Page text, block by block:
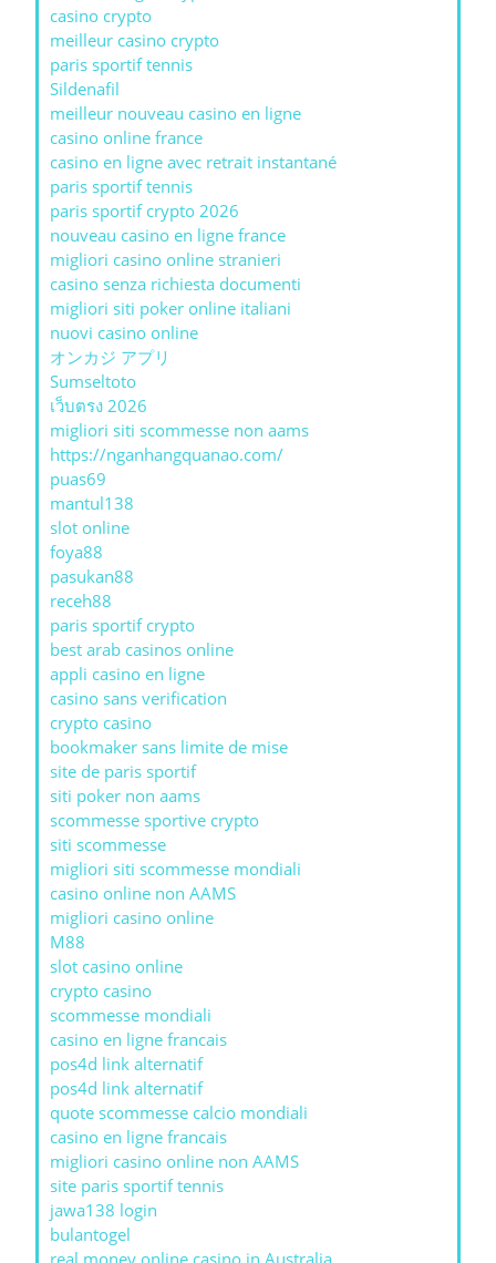
casino crypto
meilleur casino crypto
paris sportif tennis
Sildenafil
meilleur nouveau casino en ligne
casino online france
casino en ligne avec retrait instantané
paris sportif tennis
paris sportif crypto 2026
nouveau casino en ligne france
migliori casino online stranieri
casino senza richiesta documenti
migliori siti poker online italiani
nuovi casino online
オンカジ アプリ
Sumseltoto
เว็บตรง 2026
migliori siti scommesse non aams
https://nganhangquanao.com/
puas69
mantul138
slot online
foya88
pasukan88
receh88
paris sportif crypto
best arab casinos online
appli casino en ligne
casino sans verification
crypto casino
bookmaker sans limite de mise
site de paris sportif
siti poker non aams
scommesse sportive crypto
siti scommesse
migliori siti scommesse mondiali
casino online non AAMS
migliori casino online
M88
slot casino online
crypto casino
scommesse mondiali
casino en ligne francais
pos4d link alternatif
pos4d link alternatif
quote scommesse calcio mondiali
casino en ligne francais
migliori casino online non AAMS
site paris sportif tennis
jawa138 login
bulantogel